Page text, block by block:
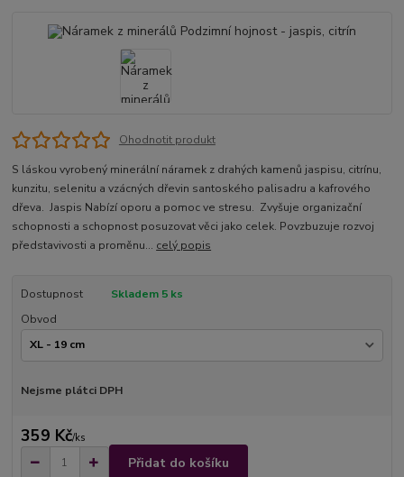
Ohodnotit produkt
S láskou vyrobený minerální náramek z drahých kamenů jaspisu, citrínu,
kunzitu, selenitu a vzácných dřevin santoského palisadru a kafrového
dřeva. Jaspis Nabízí oporu a pomoc ve stresu. Zvyšuje organizační
schopnosti a schopnost posuzovat věci jako celek. Povzbuzuje rozvoj
představivosti a proměnu... celý popis
Dostupnost
Skladem 5 ks
Obvod
Nejsme plátci DPH
359 Kč/ks
Přidat do košíku